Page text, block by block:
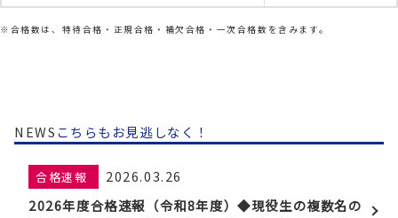
※合格数は、特待合格・正規合格・補欠合格・一次合格数を含みます。
NEWSこちらもお見逃しなく！
合格速報
2026.03.26
2026年度合格速報（令和8年度）◆現役生の複数名の